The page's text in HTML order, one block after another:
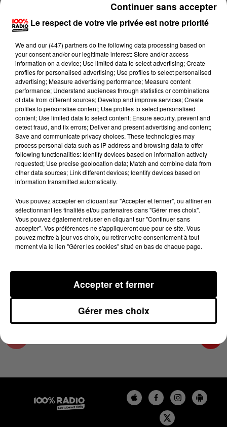
Lecture (1 min 14 sec)
100%
100% Radio l'agenda des Hautes-Pyrénées
14 novembre 2025 - 1 min 14 sec
L'AGENDA DES HAUTES-PYRÉNÉES DU
14/11/2025 À 10H37
L'agenda des Hautes-Pyrénées
Le respect de votre vie privée est notre priorité
We and our (447) partnersdo the following data processing based on
your consent and/or our legitimate interest: Store and/or access
information on a device; Use limited data to select advertising; Create
profiles for personalised advertising; Use profiles to select personalised
advertising; Measure advertising performance; Measure content
performance; Understand audiences through statistics or combinations
of data from different sources; Develop and improve services; Create
profiles to personalise content; Use profiles to select personalised
content; Use limited data to select content; Ensure security, prevent and
detect fraud, and fix errors; Deliver and present advertising and content;
Save and communicate privacy choices. These technologies may
process personal data such as IP address and browsing data to offer
following functionalities: Identify devices based on information actively
requested; Use precise geolocation data; Match and combine data from
other data sources; Link different devices; Identify devices based on
information transmitted automatically.
Vous pouvez accepter en cliquant sur "Accepter et fermer", ou affiner en
sélectionnant les finalités et/ou partenaires dans "Gérer mes choix".
Vous pouvez également refuser en cliquant sur "Continuer sans
accepter". Vos préférences ne s'appliqueront que pour ce site. Vous
pouvez mettre à jour vos choix, ou retirer votre consentement à tout
moment via le lien "Gérer les cookies" situé en bas de chaque page.
Gérer mes choix
Accepter et fermer
Continuer sans accepter